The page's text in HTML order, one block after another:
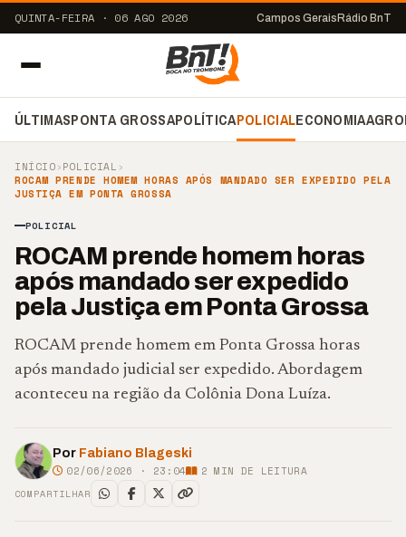
QUINTA-FEIRA · 06 AGO 2026 Campos Gerais Rádio BnT
ÚLTIMASPONTA GROSSAPOLÍTICAPOLICIALECONOMIA
INÍCIO›POLICIAL ›
ROCAM PRENDE HOMEM HORAS APÓS MANDADO SER EXPEDIDO PELA
JUSTIÇA EM PONTA GROSSA
POLICIAL
ROCAM prende homem horas
após mandado ser expedido
pela Justiça em Ponta Grossa
ROCAM prende homem em Ponta Grossa horas
após mandado judicial ser expedido. Abordagem
aconteceu na região da Colônia Dona Luíza.
Por Fabiano Blageski
02/06/2026 · 23:04 2 MIN DE LEITURA
COMPARTILHAR